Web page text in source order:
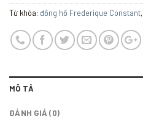
Từ khóa: đồng hồ Frederique Constant,
MÔ TẢ
ĐÁNH GIÁ (0)